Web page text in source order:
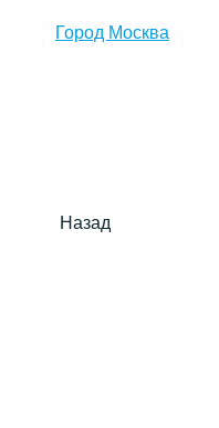
Город Москва
Назад